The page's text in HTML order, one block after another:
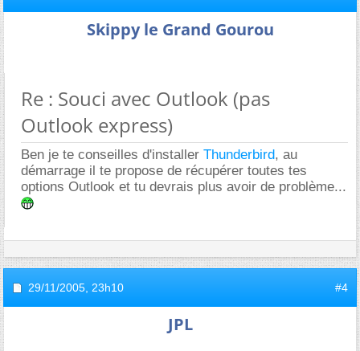
Skippy le Grand Gourou
Re : Souci avec Outlook (pas
Outlook express)
Ben je te conseilles d'installer Thunderbird, au
démarrage il te propose de récupérer toutes tes
options Outlook et tu devrais plus avoir de problème...
29/11/2005, 23h10 #4
JPL